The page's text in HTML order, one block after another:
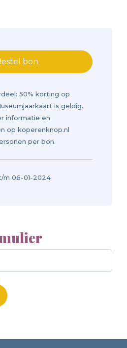
bon
50% korting op
is geldig.
informatie en
op koperenknop.nl
per bon.
m 06-01-2024